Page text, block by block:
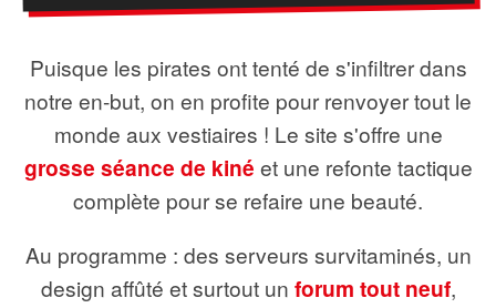
Puisque les pirates ont tenté de s'infiltrer dans
notre en-but, on en profite pour renvoyer tout le
monde aux vestiaires ! Le site s'offre une
grosse séance de kiné et une refonte tactique
complète pour se refaire une beauté.
Au programme : des serveurs survitaminés, un
design affûté et surtout un forum tout neuf,